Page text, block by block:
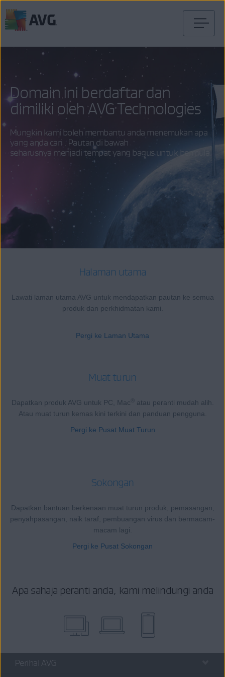
ke
kandungan
Domain ini berdaftar dan
dimiliki oleh AVG Technologies
Mungkin kami boleh membantu anda menemukan apa
yang anda cari . Pautan di bawah
seharusnya menjadi tempat yang bagus untuk bermula.
Halaman utama
Lawati laman utama AVG untuk mendapatkan pautan ke semua
produk dan perkhidmatan kami.
Pergi ke Laman Utama
Muat turun
Dapatkan produk AVG untuk PC, Mac ®
atau peranti mudah alih.
Atau muat turun kemas kini terkini dan panduan pengguna.
Pergi ke Pusat Muat Turun
Sokongan
Dapatkan bantuan berkenaan muat turun produk, pemasangan,
penyahpasangan, naik taraf, pembuangan virus dan bermacam-
macam lagi.
Pergi ke Pusat Sokongan
Apa sahaja peranti anda, kami melindungi anda
Perihal AVG